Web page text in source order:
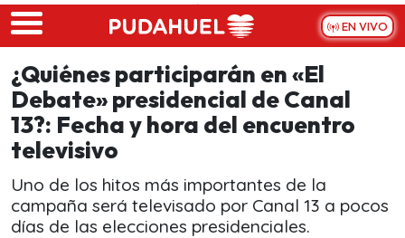
Skip to main content
EN VIVO
¿Quiénes participarán en «El
Debate» presidencial de Canal
13?: Fecha y hora del encuentro
televisivo
Uno de los hitos más importantes de la
campaña será televisado por Canal 13 a pocos
días de las elecciones presidenciales.